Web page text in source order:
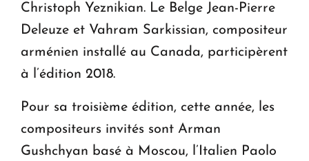
Christoph Yeznikian. Le Belge Jean-Pierre
Deleuze et Vahram Sarkissian, compositeur
arménien installé au Canada, participèrent
à l’édition 2018.
Pour sa troisième édition, cette année, les
compositeurs invités sont Arman
Gushchyan basé à Moscou, l’Italien Paolo